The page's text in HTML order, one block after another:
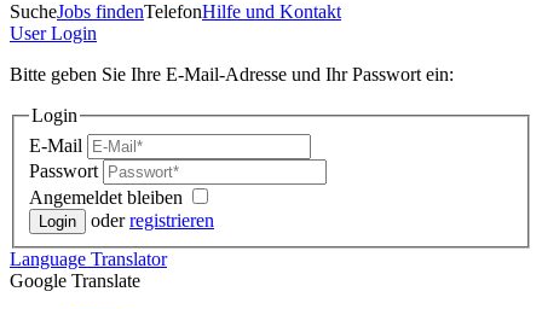
SucheJobs findenTelefonHilfe und Kontakt
UserLogin
Bitte geben Sie Ihre E-Mail-Adresse und Ihr Passwort ein:
Login
E-Mail
Passwort
Angemeldet bleiben
oderregistrieren
Language Translator
Google Translate